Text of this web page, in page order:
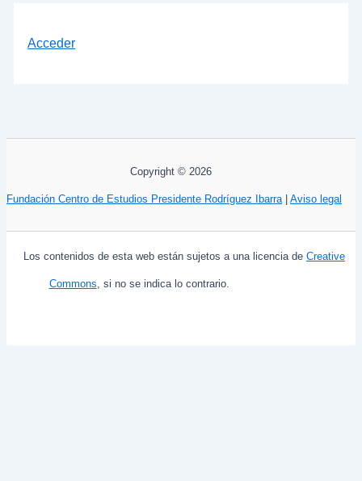
Acceder
Copyright © 2026
Fundación Centro de Estudios Presidente Rodríguez Ibarra| Aviso legal
Los contenidos de esta web están sujetos a una licencia de Creative
Commons, si no se indica lo contrario.